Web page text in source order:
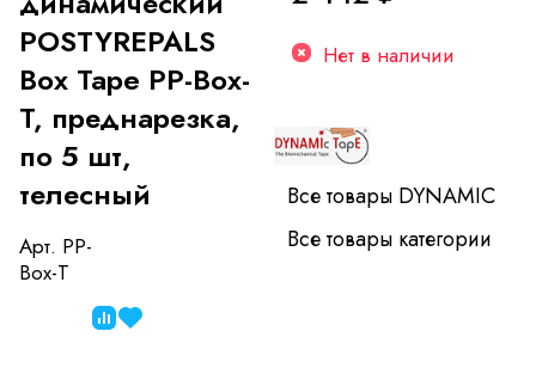
POSTYREPALS
Box Tape PP-Box-
T, преднарезка,
по 5 шт,
телесный
Арт. PP-
Box-T
Нет в наличии
Все товары DYNAMIC
Все товары категории